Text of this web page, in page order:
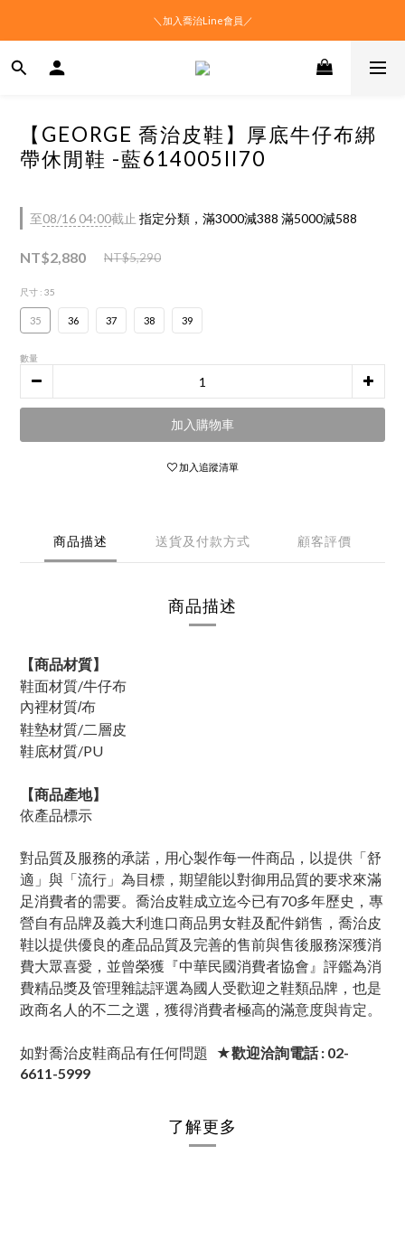
＼加入喬治Line會員／
【GEORGE 喬治皮鞋】厚底牛仔布綁
帶休閒鞋 -藍614005II70
至08/16 04:00截止 指定分類，滿3000減388 滿5000減588
NT$2,880 NT$5,290
尺寸 : 35
35 36 37 38 39
數量
加入購物車
加入追蹤清單
商品描述 送貨及付款方式 顧客評價
商品描述
【商品材質】
鞋面材質/牛仔布
內裡材質/布
鞋墊材質/二層皮
鞋底材質/PU
【商品產地】
依產品標示
對品質及服務的承諾，用心製作每一件商品，以提供「舒
適」與「流行」為目標，期望能以對御用品質的要求來滿
足消費者的需要。喬治皮鞋成立迄今已有70多年歷史，專
營自有品牌及義大利進口商品男女鞋及配件銷售，喬治皮
鞋以提供優良的產品品質及完善的售前與售後服務深獲消
費大眾喜愛，並曾榮獲『中華民國消費者協會』評鑑為消
費精品獎及管理雜誌評選為國人受歡迎之鞋類品牌，也是
政商名人的不二之選，獲得消費者極高的滿意度與肯定。
如對喬治皮鞋商品有任何問題
★歡迎洽詢電話 : 02-
6611-5999
了解更多